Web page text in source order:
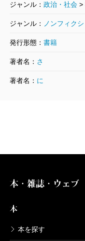
ジャンル： 政治・社会 >
ジャンル： ノンフィク
発行形態： 書籍
著者名： さ
著者名： に
本・雑誌・ウェブ
本
本を探す